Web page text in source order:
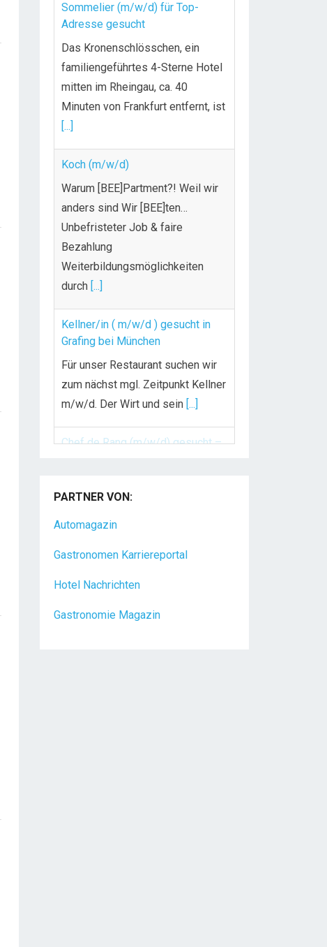
Sommelier (m/w/d) für Top-
Adresse gesucht
Das Kronenschlösschen, ein
familiengeführtes 4-Sterne Hotel
mitten im Rheingau, ca. 40
Minuten von Frankfurt entfernt, ist
[...]
Koch (m/w/d)
Warum [BEE]Partment?! Weil wir
anders sind Wir [BEE]ten…
Unbefristeter Job & faire
Bezahlung
Weiterbildungsmöglichkeiten
durch [...]
Kellner/in ( m/w/d ) gesucht in
Grafing bei München
Für unser Restaurant suchen wir
zum nächst mgl. Zeitpunkt Kellner
m/w/d. Der Wirt und sein [...]
Chef de Rang (m/w/d) gesucht –
Urlaubsfeeling Chef de Rang
(m/w/d) Du bist Gastgeber aus